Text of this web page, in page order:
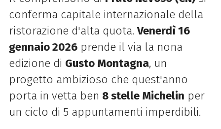
conferma capitale internazionale della
ristorazione d'alta quota.Venerdì 16
gennaio 2026prende il via la nona
edizione di Gusto Montagna, un
progetto ambizioso che quest'anno
porta in vetta ben 8 stelle Michelin per
un ciclo di 5 appuntamenti imperdibili.